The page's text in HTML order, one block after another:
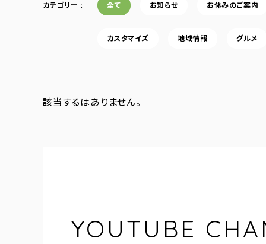
カテゴリー 全て お知らせ お休みのご案内
カスタマイズ 地域情報 グルメ
該当するはありません。
YOUTUBE